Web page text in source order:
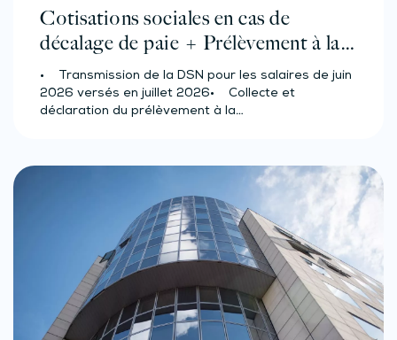
Cotisations sociales en cas de
décalage de paie + Prélèvement à la
source des salariés et assimilés
(effectif d’au moins 50 salariés)
• Transmission de la DSN pour les salaires de juin
2026 versés en juillet 2026• Collecte et
déclaration du prélèvement à la…